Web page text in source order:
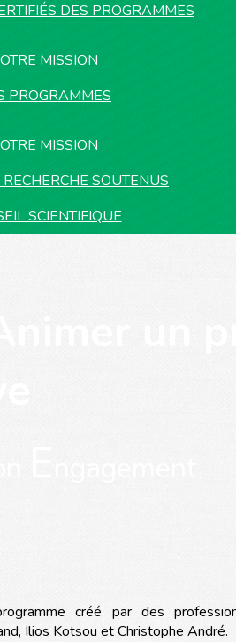
DES PROGRAMMES
MISSION
PROGRAMMES
MISSION
RECHERCHE SOUTENUS
SCIENTIFIQUE
créé par des
Ilios Kotsou et Christophe André.